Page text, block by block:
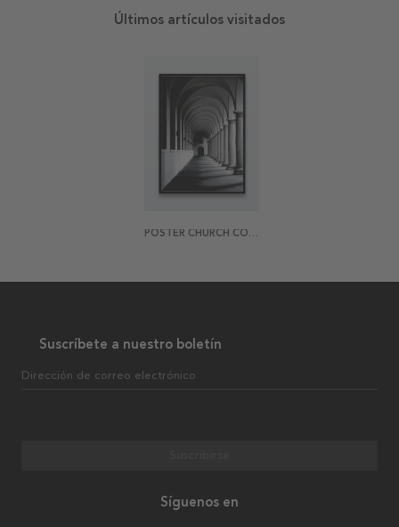
Últimos artículos visitados
POSTER CHURCH CORRIDOR
Suscríbete a nuestro boletín
Dirección de correo electrónico
Síguenos en